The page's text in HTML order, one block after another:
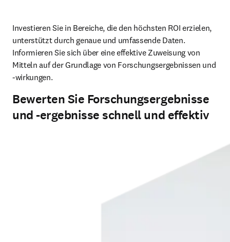
Investieren Sie in Bereiche, die den höchsten ROI erzielen,
unterstützt durch genaue und umfassende Daten.
Informieren Sie sich über eine effektive Zuweisung von
Mitteln auf der Grundlage von Forschungsergebnissen und
-wirkungen.
Bewerten Sie Forschungsergebnisse
und -ergebnisse schnell und effektiv